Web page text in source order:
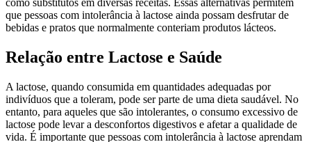
como substitutos em diversas receitas. Essas alternativas permitem
que pessoas com intolerância à lactose ainda possam desfrutar de
bebidas e pratos que normalmente conteriam produtos lácteos.
Relação entre Lactose e Saúde
A lactose, quando consumida em quantidades adequadas por
indivíduos que a toleram, pode ser parte de uma dieta saudável. No
entanto, para aqueles que são intolerantes, o consumo excessivo de
lactose pode levar a desconfortos digestivos e afetar a qualidade de
vida. É importante que pessoas com intolerância à lactose aprendam